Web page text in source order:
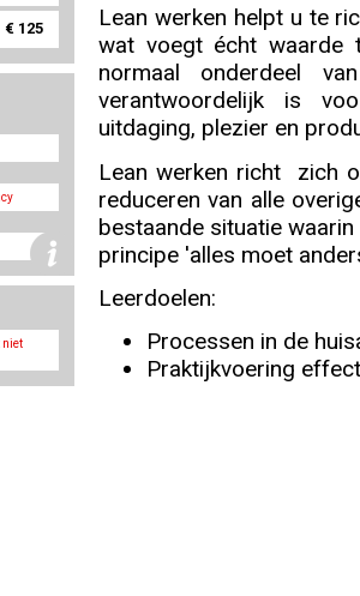
€ 125
niet
Lean werken helpt u te
wat voegt écht waarde
normaal onderdeel
verantwoordelijk is
uitdaging, plezier en
Lean werken richt zich
reduceren van alle
bestaande situatie
principe 'alles moet
Leerdoelen:
Processen in de
Praktijkvoering